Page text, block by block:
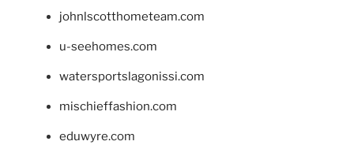
johnlscotthometeam.com
u-seehomes.com
watersportslagonissi.com
mischieffashion.com
eduwyre.com